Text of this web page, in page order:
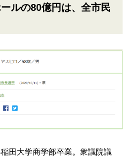
ルの80億円は、全市民
田大学商学部卒業。衆議院議